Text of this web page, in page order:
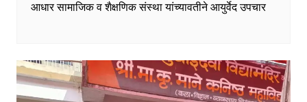
आधार सामाजिक व शैक्षणिक संस्था यांच्यावतीने आयुर्वेद उपचार